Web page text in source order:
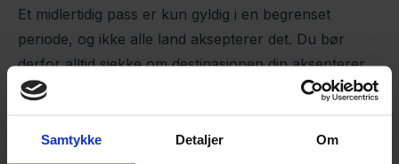
Samtykke Detaljer Om
Et midlertidig pass er kun gyldig i en begrenset
periode, og ikke alle land aksepterer det. Du bør
derfor alltid sjekke om destinasjonen din aksepterer
et midlertidig pass, eller om innreise vil være umulig
destinasjonens ambassade i Norge.